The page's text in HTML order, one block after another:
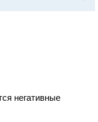
негативные